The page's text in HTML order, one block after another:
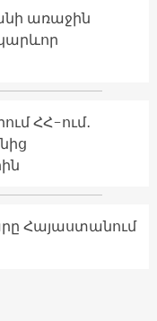
առաջին
ՀՀ-ում․
Հայաստանում